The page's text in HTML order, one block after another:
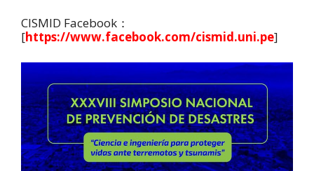
CISMID Facebook：
[https://www.facebook.com/cismid.uni.pe]